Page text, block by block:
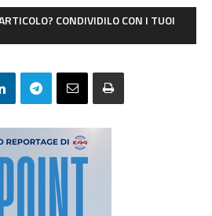
CONDIVIDILO CON I TUOI